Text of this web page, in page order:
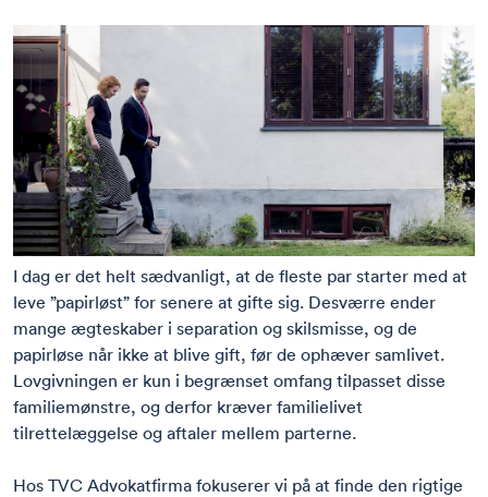
I dag er det helt sædvanligt, at de fleste par starter med at
leve ”papirløst” for senere at gifte sig. Desværre ender
mange ægteskaber i separation og skilsmisse, og de
papirløse når ikke at blive gift, før de ophæver samlivet.
Lovgivningen er kun i begrænset omfang tilpasset disse
familiemønstre, og derfor kræver familielivet
tilrettelæggelse og aftaler mellem parterne.
Hos TVC Advokatfirma fokuserer vi på at finde den rigtige